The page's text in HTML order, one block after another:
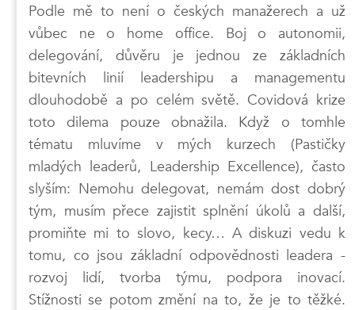
Podle mě to není o českých manažerech a už
vůbec ne o home office. Boj o autonomii,
delegování, důvěru je jednou ze základních
bitevních linií leadershipu a managementu
dlouhodobě a po celém světě. Covidová krize
toto dilema pouze obnažila. Když o tomhle
tématu mluvíme v mých kurzech (Pastičky
mladých leaderů, Leadership Excellence), často
slyším: Nemohu delegovat, nemám dost dobrý
tým, musím přece zajistit splnění úkolů a další,
promiňte mi to slovo, kecy… A diskuzi vedu k
tomu, co jsou základní odpovědnosti leadera -
rozvoj lidí, tvorba týmu, podpora inovací.
Stížnosti se potom změní na to, že je to těžké.